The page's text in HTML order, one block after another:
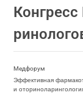
Медфорум
Эффективная
и